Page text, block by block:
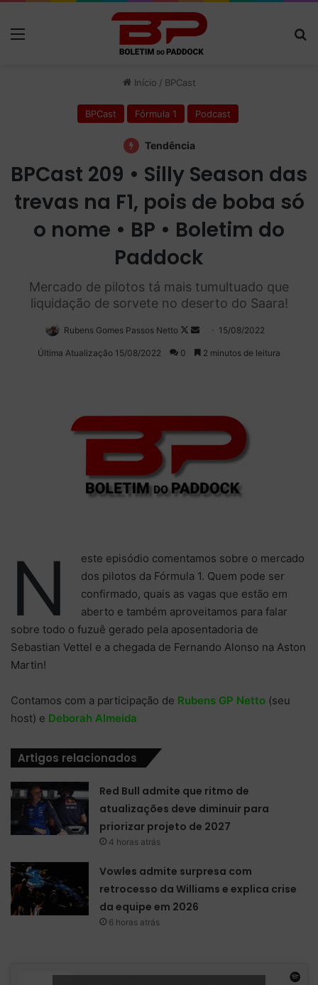
Início / BPCast
BPCast Fórmula 1 Podcast
Tendência
BPCast 209 • Silly Season das
trevas na F1, pois de boba só
o nome • BP • Boletim do
Paddock
Mercado de pilotos tá mais tumultuado que
liquidação de sorvete no deserto do Saara!
Rubens Gomes Passos Netto
Follow
on
Mande
um
15/08/2022
Última Atualização 15/08/2022 0 2 minutos de leitura
N
este episódio comentamos sobre o mercado
dos pilotos da Fórmula 1. Quem pode ser
confirmado, quais as vagas que estão em
aberto e também aproveitamos para falar
sobre todo o fuzuê gerado pela aposentadoria de
Sebastian Vettel e a chegada de Fernando Alonso na Aston
Martin!
Contamos com a participação de Rubens GP Netto (seu
host) e Deborah Almeida
Artigos relacionados
Red Bull admite que ritmo de
atualizações deve diminuir para
priorizar projeto de 2027
4 horas atrás
Vowles admite surpresa com
retrocesso da Williams e explica crise
da equipe em 2026
6 horas atrás